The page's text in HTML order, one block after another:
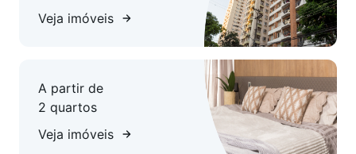
Veja imóveis
A partir de
2 quartos
Veja imóveis